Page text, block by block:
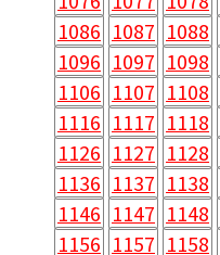
1086 1087 1088
1096 1097 1098
1106 1107 1108
1116 1117 1118
1126 1127 1128
1136 1137 1138
1146 1147 1148
1156 1157 1158